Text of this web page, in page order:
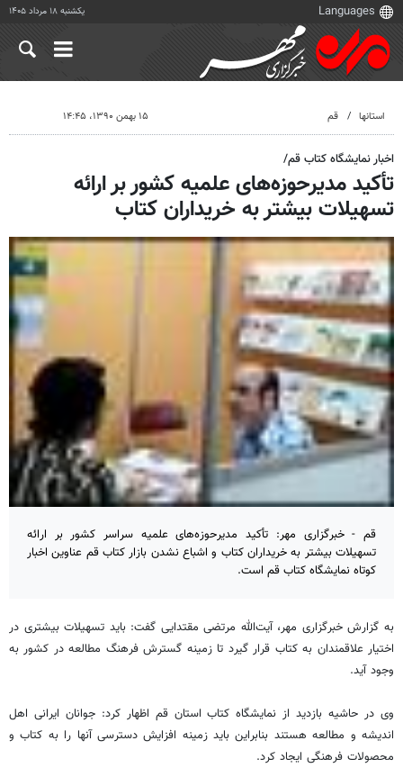
یکشنبه ۱۸ مرداد ۱۴۰۵
استانها قم ۱۵ بهمن ۱۳۹۰، ۱۴:۴۵
اخبار نمایشگاه کتاب قم/
تأکید مدیرحوزه‌های علمیه کشور بر ارائه
تسهیلات بیشتر به خریداران کتاب
قم - خبرگزاری مهر: تأکید مدیرحوزه‌های علمیه سراسر کشور بر ارائه
تسهیلات بیشتر به خریداران کتاب و اشباع نشدن بازار کتاب قم عناوین اخبار
کوتاه نمایشگاه کتاب قم است.
به گزارش خبرگزاری مهر، آیت‌الله مرتضی مقتدایی گفت: باید تسهیلات بیشتری در
اختیار علاقمندان به کتاب قرار گیرد تا زمینه گسترش فرهنگ مطالعه در کشور به
وجود آید.
وی در حاشیه بازدید از نمایشگاه کتاب استان قم اظهار کرد: جوانان ایرانی اهل
اندیشه و مطالعه هستند بنابراین باید زمینه افزایش دسترسی آنها را به کتاب و
محصولات فرهنگی ایجاد کرد.